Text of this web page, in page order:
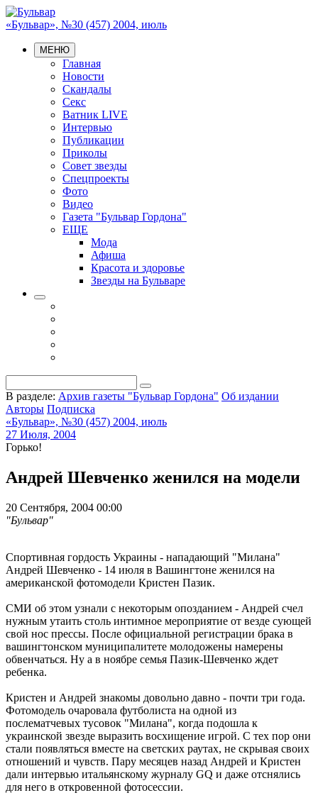
«Бульвар», №30 (457) 2004, июль
МЕНЮ
Главная
Новости
Скандалы
Секс
Ватник LIVE
Интервью
Публикации
Приколы
Совет звезды
Спецпроекты
Фото
Видео
Газета "Бульвар Гордона"
ЕЩЕ
Мода
Афиша
Красота и здоровье
Звезды на Бульваре
В разделе: Архив газеты "Бульвар Гордона" Об издании
Авторы Подписка
«Бульвар», №30 (457) 2004, июль
27 Июля, 2004
Горько!
Андрей Шевченко женился на модели
20 Сентября, 2004 00:00
"Бульвар"
Спортивная гордость Украины - нападающий "Милана"
Андрей Шевченко - 14 июля в Вашингтоне женился на
американской фотомодели Кристен Пазик.
СМИ об этом узнали с некоторым опозданием - Андрей счел
нужным утаить столь интимное мероприятие от везде сующей
свой нос прессы. После официальной регистрации брака в
вашингтонском муниципалитете молодожены намерены
обвенчаться. Ну а в ноябре семья Пазик-Шевченко ждет
ребенка.
Кристен и Андрей знакомы довольно давно - почти три года.
Фотомодель очаровала футболиста на одной из
послематчевых тусовок "Милана", когда подошла к
украинской звезде выразить восхищение игрой. С тех пор они
стали появляться вместе на светских раутах, не скрывая своих
отношений и чувств. Пару месяцев назад Андрей и Кристен
дали интервью итальянскому журналу GQ и даже отснялись
для него в откровенной фотосессии.